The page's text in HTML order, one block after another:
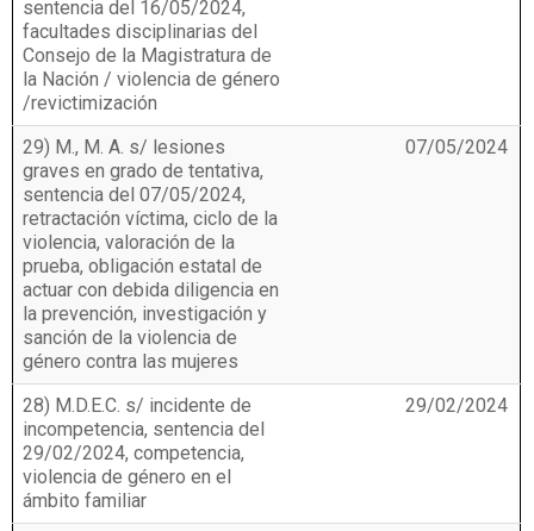
sentencia del 16/05/2024,
facultades disciplinarias del
Consejo de la Magistratura de
la Nación / violencia de género
/revictimización
29) M., M. A. s/ lesiones
graves en grado de tentativa,
sentencia del 07/05/2024,
retractación víctima, ciclo de la
violencia, valoración de la
prueba, obligación estatal de
actuar con debida diligencia en
la prevención, investigación y
sanción de la violencia de
género contra las mujeres
07/05/2024
28) M.D.E.C. s/ incidente de
incompetencia, sentencia del
29/02/2024, competencia,
violencia de género en el
ámbito familiar
29/02/2024